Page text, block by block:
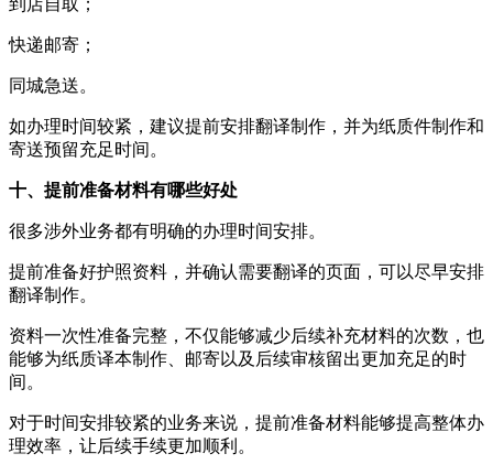
快递邮寄；
同城急送。
如办理时间较紧，建议提前安排翻译制作，并为纸质件制作和
寄送预留充足时间。
十、提前准备材料有哪些好处
很多涉外业务都有明确的办理时间安排。
提前准备好护照资料，并确认需要翻译的页面，可以尽早安排
翻译制作。
资料一次性准备完整，不仅能够减少后续补充材料的次数，也
能够为纸质译本制作、邮寄以及后续审核留出更加充足的时
间。
对于时间安排较紧的业务来说，提前准备材料能够提高整体办
理效率，让后续手续更加顺利。